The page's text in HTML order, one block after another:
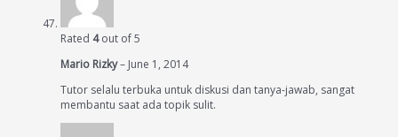
Rated 4out of 5
Mario Rizky– June 1, 2014
Tutor selalu terbuka untuk diskusi dan tanya-jawab, sangat
membantu saat ada topik sulit.